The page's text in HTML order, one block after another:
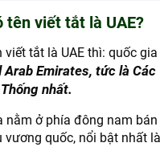
TRIỂN ĐỘI NGŨ
tên viết tắt là UAE?
viết tắt là UAE thì: quốc
Arab Emirates, tức là Các
nhất.
nằm ở phía đông nam bán
vương quốc, nổi bật nhất